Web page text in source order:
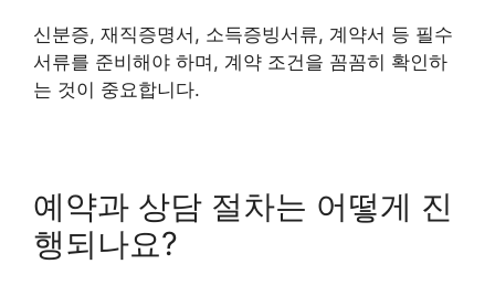
신분증, 재직증명서, 소득증빙서류, 계약서 등 필수
서류를 준비해야 하며, 계약 조건을 꼼꼼히 확인하
는 것이 중요합니다.
예약과 상담 절차는 어떻게 진
행되나요?